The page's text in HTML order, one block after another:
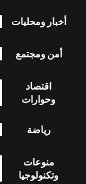
أخبار ومحليات
أمن ومجتمع
اقتصاد
وحوارات
رياضة
منوعات
وتكنولوجيا